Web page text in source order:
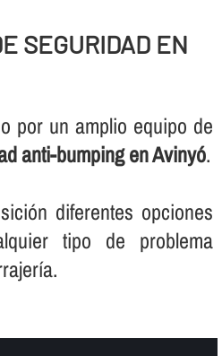
SEGURIDAD EN
por un amplio equipo de
anti-bumping en Avinyó.
diferentes opciones
tipo de problema